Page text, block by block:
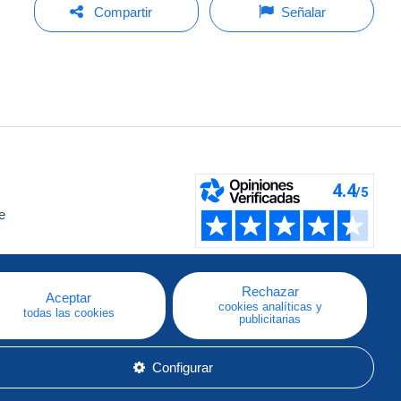
Compartir Señalar
Aceptar
todas las cookies
Rechazar
cookies analíticas y
publicitarias
Configurar